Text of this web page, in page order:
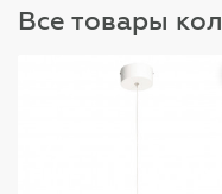
Все товары